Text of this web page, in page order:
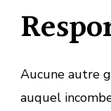
Aucune autre
auquel